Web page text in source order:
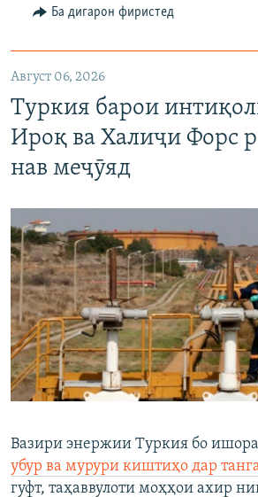
Ба дигарон фиристед
Август 06, 2026
Туркия барои
Ироқ ва Халиҷи Форс
нав меҷӯяд
Вазири энержии Туркия бо
убур ва мурури киштиҳо дар
гуфт, таҳаввулоти моҳҳои ахир